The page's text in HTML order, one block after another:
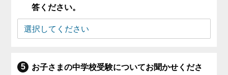
答ください。
お子さまの中学校受験についてお聞かせくださ